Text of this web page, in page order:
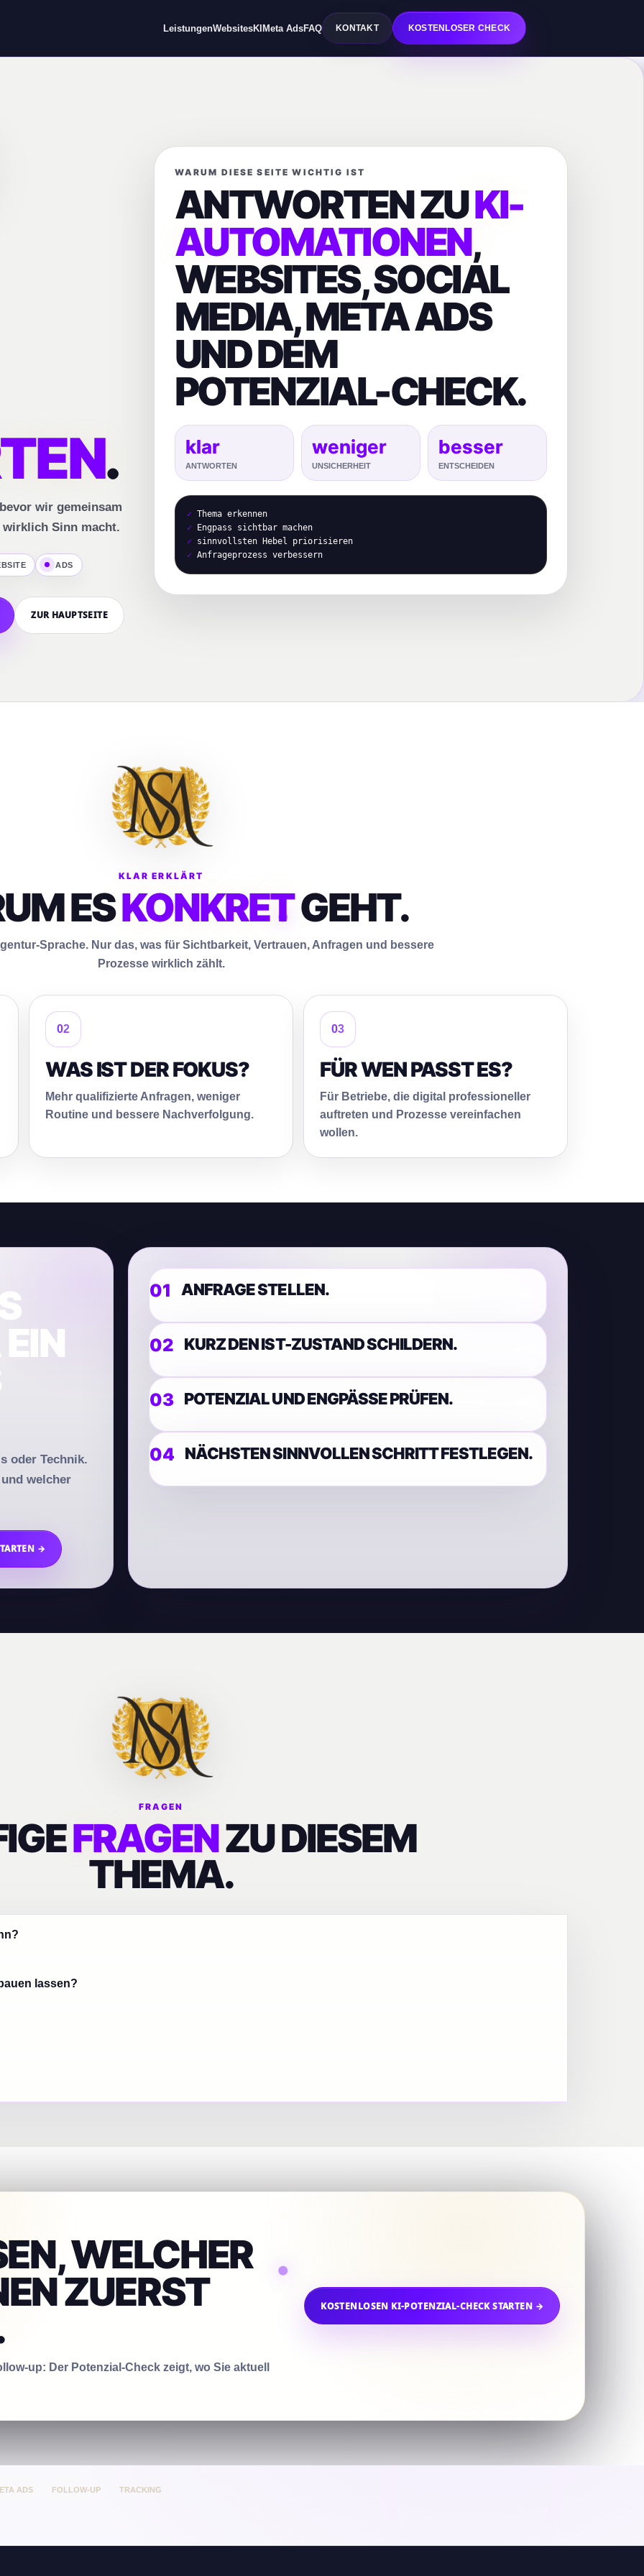
LeistungenWebsitesKIMeta AdsFAQ KONTAKT KOSTENLOSER CHECK
.
wir gemeinsam
Sinn macht.
ADS
ZUR HAUPTSEITE
WARUM DIESE SEITE WICHTIG IST
ANTWORTEN ZUKI-
AUTOMATIONEN,
WEBSITES, SOCIAL
MEDIA, META ADS
UND DEM
POTENZIAL-CHECK.
klar
ANTWORTEN
weniger
UNSICHERHEIT
besser
ENTSCHEIDEN
✓Thema erkennen
✓Engpass sichtbar machen
✓sinnvollsten Hebel priorisieren
✓Anfrageprozess verbessern
KLAR ERKLÄRT
ESKONKRETGEHT.
Sprache. Nur das, was für Sichtbarkeit, Vertrauen, Anfragen und bessere
Prozesse wirklich zählt.
02
WAS IST DER FOKUS?
Mehr qualifizierte Anfragen, weniger
Routine und bessere Nachverfolgung.
03
FÜR WEN PASST ES?
Für Betriebe, die digital professioneller
auftreten und Prozesse vereinfachen
wollen.
oder Technik.
welcher
→
ANFRAGE STELLEN.
KURZ DEN IST-ZUSTAND SCHILDERN.
POTENZIAL UND ENGPÄSSE PRÜFEN.
NÄCHSTEN SINNVOLLEN SCHRITT FESTLEGEN.
FRAGEN
FRAGENZU DIESEM
THEMA.
lassen?
WELCHER
ZUERST
up: Der Potenzial-Check zeigt, wo Sie aktuell
KOSTENLOSEN KI-POTENZIAL-CHECK STARTEN →
ADS FOLLOW-UP TRACKING